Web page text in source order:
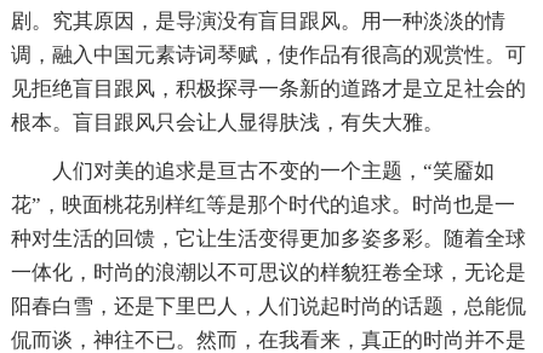
剧。究其原因，是导演没有盲目跟风。用一种淡淡的情
调，融入中国元素诗词琴赋，使作品有很高的观赏性。可
见拒绝盲目跟风，积极探寻一条新的道路才是立足社会的
根本。盲目跟风只会让人显得肤浅，有失大雅。
人们对美的追求是亘古不变的一个主题，“笑靥如
花”，映面桃花别样红等是那个时代的追求。时尚也是一
种对生活的回馈，它让生活变得更加多姿多彩。随着全球
一体化，时尚的浪潮以不可思议的样貌狂卷全球，无论是
阳春白雪，还是下里巴人，人们说起时尚的话题，总能侃
侃而谈，神往不已。然而，在我看来，真正的时尚并不是